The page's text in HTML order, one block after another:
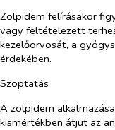
Zolpidem felírásakor
vagy feltételezett
kezelőorvosát, a
érdekében.
Szoptatás
A zolpidem
kismértékben átjut az